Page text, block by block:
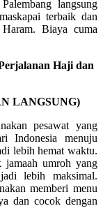
langsung
terbaik dan
Biaya cuma
Haji dan
LANGSUNG)
pesawat yang
Indonesia menuju
lebih hemat waktu.
umroh yang
lebih maksimal.
memberi menu
dan cocok dengan